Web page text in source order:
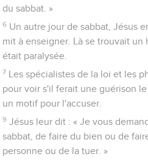
du sabbat. »
6 Un autre jour de sabbat, Jésus
mit à enseigner. Là se trouvait
était paralysée.
7
Les spécialistes de la loi et les
pour voir s'il ferait une guérison
un motif pour l'accuser.
9 Jésus leur dit : « Je vous
sabbat, de faire du bien ou de
personne ou de la tuer. »